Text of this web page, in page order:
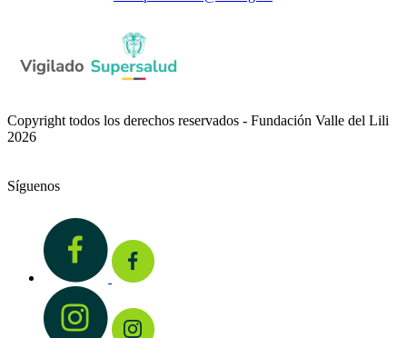
Copyright todos los derechos reservados - Fundación Valle del Lili
2026
Síguenos